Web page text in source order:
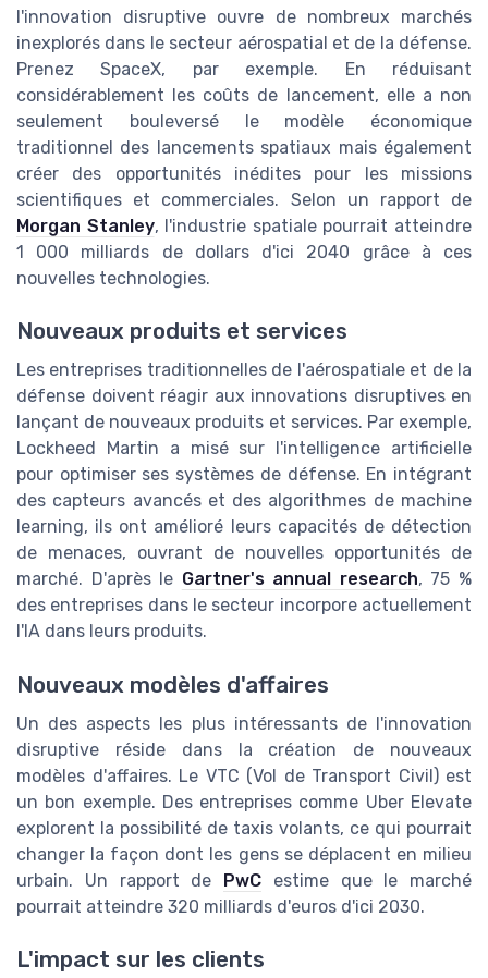
l'innovation disruptive ouvre de nombreux marchés
inexplorés dans le secteur aérospatial et de la défense.
Prenez SpaceX, par exemple. En réduisant
considérablement les coûts de lancement, elle a non
seulement bouleversé le modèle économique
traditionnel des lancements spatiaux mais également
créer des opportunités inédites pour les missions
scientifiques et commerciales. Selon un rapport de
Morgan Stanley, l'industrie spatiale pourrait atteindre
1 000 milliards de dollars d'ici 2040 grâce à ces
nouvelles technologies.
Nouveaux produits et services
Les entreprises traditionnelles de l'aérospatiale et de la
défense doivent réagir aux innovations disruptives en
lançant de nouveaux produits et services. Par exemple,
Lockheed Martin a misé sur l'intelligence artificielle
pour optimiser ses systèmes de défense. En intégrant
des capteurs avancés et des algorithmes de machine
learning, ils ont amélioré leurs capacités de détection
de menaces, ouvrant de nouvelles opportunités de
marché. D'après le Gartner's annual research, 75 %
des entreprises dans le secteur incorpore actuellement
l'IA dans leurs produits.
Nouveaux modèles d'affaires
Un des aspects les plus intéressants de l'innovation
disruptive réside dans la création de nouveaux
modèles d'affaires. Le VTC (Vol de Transport Civil) est
un bon exemple. Des entreprises comme Uber Elevate
explorent la possibilité de taxis volants, ce qui pourrait
changer la façon dont les gens se déplacent en milieu
urbain. Un rapport de PwC estime que le marché
pourrait atteindre 320 milliards d'euros d'ici 2030.
L'impact sur les clients